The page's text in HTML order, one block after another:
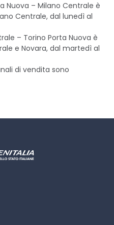
Nuova – Milano Centrale è
Centrale, dal lunedì al
– Torino Porta Nuova è
e Novara, dal martedì al
di vendita sono